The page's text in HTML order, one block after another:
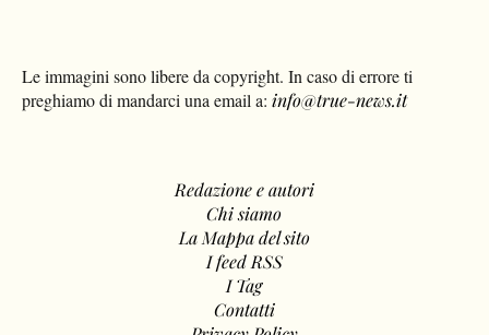
Le immagini sono libere da copyright. In caso di errore ti
preghiamo di mandarci una email a: info@true-news.it
Redazione e autori
Chi siamo
La Mappa del sito
I feed RSS
I Tag
Contatti